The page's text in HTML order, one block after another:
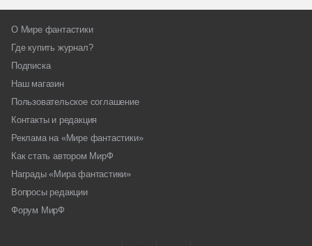
О Мире фантастики
Где купить журнал?
Подписка
Наш магазин
Пользовательское соглашение
Контакты и редакция
Реклама на «Мире фантастики»
Как стать автором МирФ
Награды «Мира фантастики»
Вопросы редакции
Форум МирФ